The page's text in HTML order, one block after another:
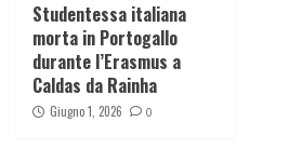
Studentessa italiana
morta in Portogallo
durante l’Erasmus a
Caldas da Rainha
Giugno 1, 2026 0